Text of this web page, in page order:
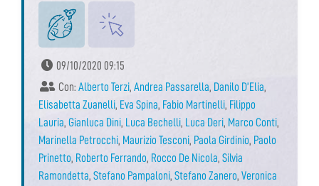
09/10/2020 09:15
Con: Alberto Terzi, Andrea Passarella, Danilo D’Elia,
Elisabetta Zuanelli, Eva Spina, Fabio Martinelli, Filippo
Lauria, Gianluca Dini, Luca Bechelli, Luca Deri, Marco Conti,
Marinella Petrocchi, Maurizio Tesconi, Paola Girdinio, Paolo
Prinetto, Roberto Ferrando, Rocco De Nicola, Silvia
Ramondetta, Stefano Pampaloni, Stefano Zanero, Veronica